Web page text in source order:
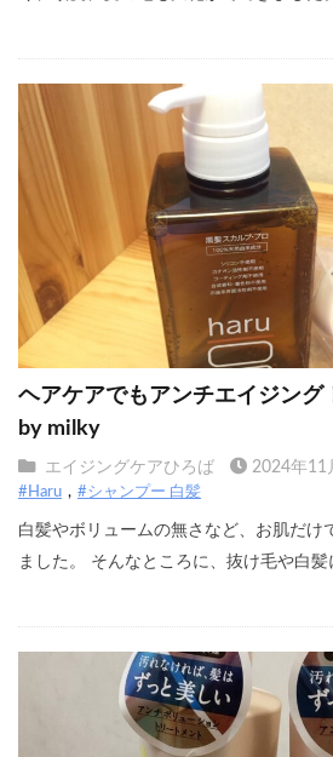
ヘアケアでもアンチエイジング
by milky
エイジングケアひろば 2024年11
#Haru #シャンプー 白髪
白髪やボリュームの無さなど、お肌だけ
ました。 そんなところに、抜け毛や白